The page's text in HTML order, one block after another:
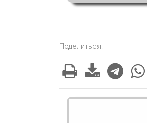
Поделиться: